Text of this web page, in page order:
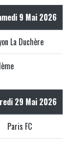
9 Mai 2026
La Duchère
29 Mai 2026
Paris FC